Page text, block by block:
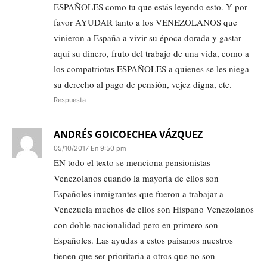
ESPAÑOLES como tu que estás leyendo esto. Y por
favor AYUDAR tanto a los VENEZOLANOS que
vinieron a España a vivir su época dorada y gastar
aquí su dinero, fruto del trabajo de una vida, como a
los compatriotas ESPAÑOLES a quienes se les niega
su derecho al pago de pensión, vejez digna, etc.
Respuesta
ANDRÉS GOICOECHEA VÁZQUEZ
05/10/2017 En 9:50 pm
EN todo el texto se menciona pensionistas
Venezolanos cuando la mayoría de ellos son
Españoles inmigrantes que fueron a trabajar a
Venezuela muchos de ellos son Hispano Venezolanos
con doble nacionalidad pero en primero son
Españoles. Las ayudas a estos paisanos nuestros
tienen que ser prioritaria a otros que no son